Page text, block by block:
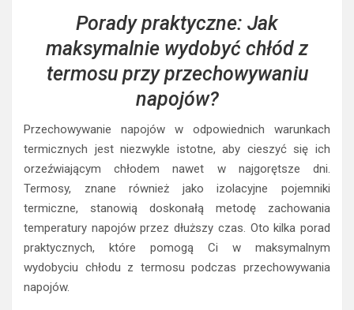
Porady praktyczne: Jak
maksymalnie wydobyć chłód z
termosu przy przechowywaniu
napojów?
Przechowywanie napojów w odpowiednich warunkach
termicznych jest niezwykle istotne, aby cieszyć się ich
orzeźwiającym chłodem nawet w najgorętsze dni.
Termosy, znane również jako izolacyjne pojemniki
termiczne, stanowią doskonałą metodę zachowania
temperatury napojów przez dłuższy czas. Oto kilka porad
praktycznych, które pomogą Ci w maksymalnym
wydobyciu chłodu z termosu podczas przechowywania
napojów.